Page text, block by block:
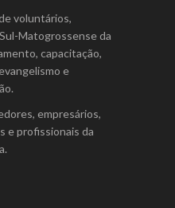
voluntários,
Matogrossense da
capacitação,
e
empresários,
e profissionais da